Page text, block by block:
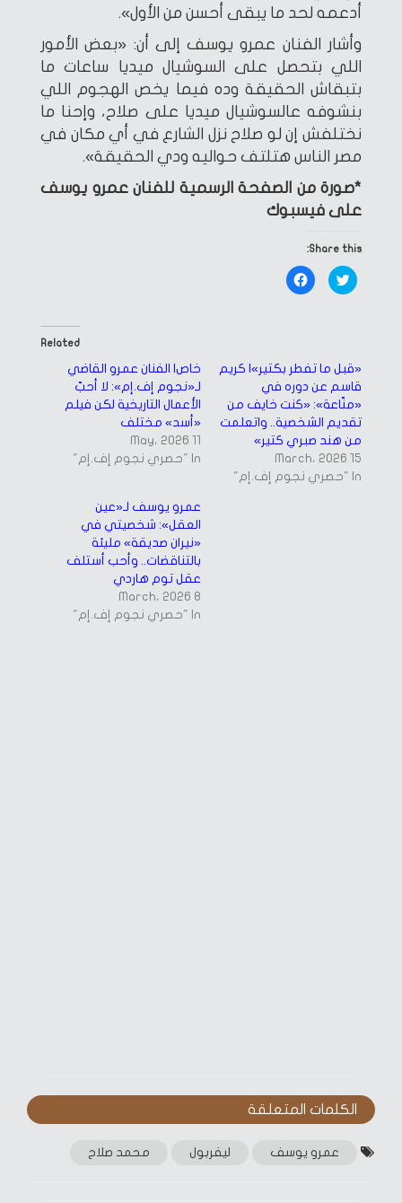
أدعمه لحد ما يبقى أحسن من الأول».
وأشار الفنان عمرو يوسف إلى أن: «بعض الأمور
اللي بتحصل على السوشيال ميديا ساعات ما
بتبقاش الحقيقة وده فيما يخص الهجوم اللي
بنشوفه عالسوشيال ميديا على صلاح، وإحنا ما
نختلفش إن لو صلاح نزل الشارع في أي مكان في
مصر الناس هتلتف حواليه ودي الحقيقة».
*صورة من الصفحة الرسمية للفنان عمرو يوسف
على فيسبوك
Share this:
Click
to
share
window)
Click
to
window)
Related
خاص| الفنان عمرو القاضي
لـ«نجوم إف.إم»: لا أحبّ
الأعمال التاريخية لكن فيلم
«أسد» مختلف
11 May، 2026
In "حصري نجوم إف.إم"
«قبل ما تفطر بكتير»| كريم
قاسم عن دوره في
«منّاعة»: «كنت خايف من
تقديم الشخصية.. واتعلمت
من هند صبري كتير»
15 March، 2026
In "حصري نجوم إف.إم"
عمرو يوسف لـ«عين
العقل»: شخصيتي في
«نيران صديقة» مليئة
بالتناقضات.. وأحب أستلف
عقل توم هاردي
8 March، 2026
In "حصري نجوم إف.إم"
الكلمات المتعلقة‎
عمرو يوسف ليفربول محمد صلاح